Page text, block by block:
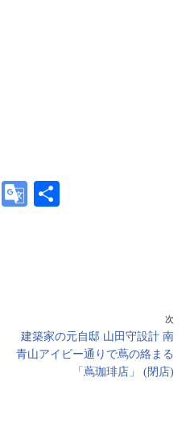
C
G
sl
次
建築家の元自邸 山田守設計 南
青山アイビー通りで蔦の絡まる
「蔦珈琲店」 (閉店)